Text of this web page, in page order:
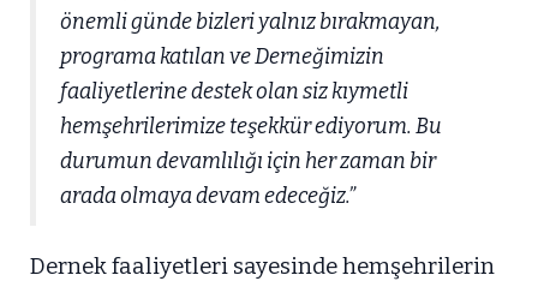
önemli günde bizleri yalnız bırakmayan,
programa katılan ve Derneğimizin
faaliyetlerine destek olan siz kıymetli
hemşehrilerimize teşekkür ediyorum. Bu
durumun devamlılığı için her zaman bir
arada olmaya devam edeceğiz.”
Dernek faaliyetleri sayesinde hemşehrilerin